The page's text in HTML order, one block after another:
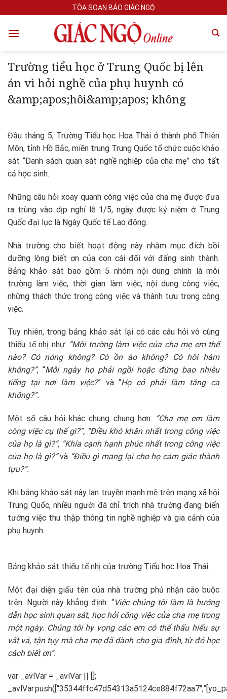
to
content
TÒA SOẠN BÁO GIÁC NGỘ
Trường tiểu học ở Trung Quốc bị lên
án vì hỏi nghề của phụ huynh có
&amp;apos;hôi&amp;apos; không
Đầu tháng 5, Trường Tiểu học Hoa Thái ở thành phố Thiên
Môn, tỉnh Hồ Bắc, miền trung Trung Quốc tổ chức cuộc khảo
sát “Danh sách quan sát nghề nghiệp của cha mẹ” cho tất
cả học sinh.
Những câu hỏi xoay quanh công việc của cha mẹ được đưa
ra trùng vào dịp nghỉ lễ 1/5, ngày được kỷ niệm ở Trung
Quốc đại lục là Ngày Quốc tế Lao động.
Nhà trường cho biết hoạt động này nhằm mục đích bồi
dưỡng lòng biết ơn của con cái đối với đấng sinh thành.
Bảng khảo sát bao gồm 5 nhóm nội dung chính là môi
trường làm việc, thời gian làm việc, nội dung công việc,
những thách thức trong công việc và thành tựu trong công
việc.
Tuy nhiên, trong bảng khảo sát lại có các câu hỏi vô cùng
thiếu tế nhị như: “Môi trường làm việc của cha mẹ em thế
nào? Có nóng không? Có ồn ào không? Có hôi hám
không?”, “Mỗi ngày họ phải ngồi hoặc đứng bao nhiêu
tiếng tại nơi làm việc?” và “Họ có phải làm tăng ca
không?”.
Một số câu hỏi khác chung chung hơn: “Cha mẹ em làm
công việc cụ thể gì?”, “Điều khó khăn nhất trong công việc
của họ là gì?”, “Khía cạnh hạnh phúc nhất trong công việc
của họ là gì?”và “Điều gì mang lại cho họ cảm giác thành
tựu?”.
Khi bảng khảo sát này lan truyền mạnh mẽ trên mạng xã hội
Trung Quốc, nhiều người đã chỉ trích nhà trường đang biến
tướng việc thu thập thông tin nghề nghiệp và gia cảnh của
phụ huynh.
Bảng khảo sát thiếu tế nhị của trường Tiểu học Hoa Thái.
Một đại diện giấu tên của nhà trường phủ nhận cáo buộc
trên. Người này khẳng định: “Việc chúng tôi làm là hướng
dẫn học sinh quan sát, học hỏi công việc của cha mẹ trong
một ngày. Chúng tôi hy vọng các em có thể thấu hiểu sự
vất vả, tận tụy mà cha mẹ đã dành cho gia đình, từ đó học
cách biết ơn”.
var _avlVar = _avlVar || [];